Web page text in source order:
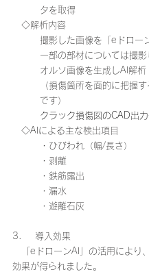
タを取得
◇解析内容
撮影した画像を「eドロー
一部の部材については撮
オルソ画像を生成しAI解析
（損傷箇所を面的に把握
です）
クラック損傷図のCAD出
◇AIによる主な検出項目
・ひびわれ（幅/長さ）
・剥離
・鉄筋露出
・漏水
・遊離石灰
3.     導入効果
「eドローンAI」の活用により
効果が得られました。